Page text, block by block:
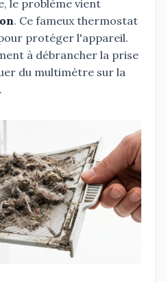
le problème vient
. Ce fameux thermostat
protéger l'appareil.
à débrancher la prise
du multimètre sur la